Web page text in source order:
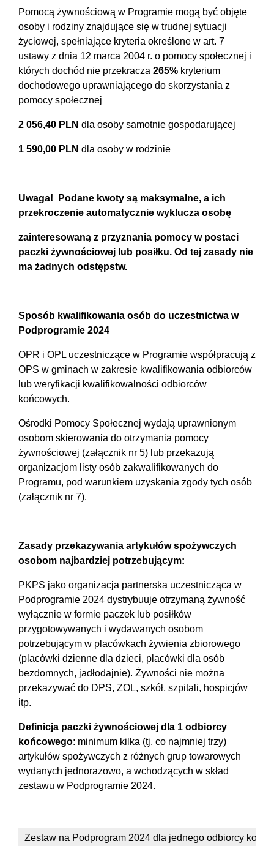
Pomocą żywnościową w Programie mogą być objęte
osoby i rodziny znajdujące się w trudnej sytuacji
życiowej, spełniające kryteria określone w art. 7
ustawy z dnia 12 marca 2004 r. o pomocy społecznej i
których dochód nie przekracza 265% kryterium
dochodowego uprawniającego do skorzystania z
pomocy społecznej
2 056,40 PLN dla osoby samotnie gospodarującej
1 590,00 PLN dla osoby w rodzinie
Uwaga! Podane kwoty są maksymalne, a ich
przekroczenie automatycznie wyklucza osobę
zainteresowaną z przyznania pomocy w postaci
paczki żywnościowej lub posiłku. Od tej zasady nie
ma żadnych odstępstw.
Sposób kwalifikowania osób do uczestnictwa w
Podprogramie 2024
OPR i OPL uczestniczące w Programie współpracują z
OPS w gminach w zakresie kwalifikowania odbiorców
lub weryfikacji kwalifikowalności odbiorców
końcowych.
Ośrodki Pomocy Społecznej wydają uprawnionym
osobom skierowania do otrzymania pomocy
żywnościowej (załącznik nr 5) lub przekazują
organizacjom listy osób zakwalifikowanych do
Programu, pod warunkiem uzyskania zgody tych osób
(załącznik nr 7).
Zasady przekazywania artykułów spożywczych
osobom najbardziej potrzebującym:
PKPS jako organizacja partnerska uczestnicząca w
Podprogramie 2024 dystrybuuje otrzymaną żywność
wyłącznie w formie paczek lub posiłków
przygotowywanych i wydawanych osobom
potrzebującym w placówkach żywienia zbiorowego
(placówki dzienne dla dzieci, placówki dla osób
bezdomnych, jadłodajnie). Żywności nie można
przekazywać do DPS, ZOL, szkół, szpitali, hospicjów
itp.
Definicja paczki żywnościowej dla 1 odbiorcy
końcowego: minimum kilka (tj. co najmniej trzy)
artykułów spożywczych z różnych grup towarowych
wydanych jednorazowo, a wchodzących w skład
zestawu w Podprogramie 2024.
Zestaw na Podprogram 2024 dla jednego odbiorcy